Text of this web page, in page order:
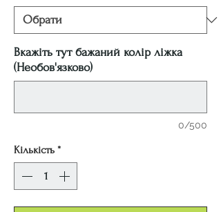
Вкажіть тут бажаний колір ліжка
(Необов'язково)
0/500
Кількість *